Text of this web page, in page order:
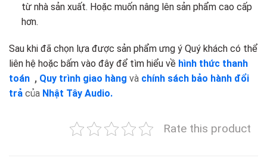
từ nhà sản xuất. Hoặc muốn nâng lên sản phẩm cao cấp
hơn.
Sau khi đã chọn lựa được sản phẩm ưng ý Quý khách có thể
liên hệ hoặc bấm vào đây để tìm hiểu về hình thức thanh
toán , Quy trình giao hàng và chính sách bảo hành đổi
trả của Nhật Tây Audio.
Rate this product